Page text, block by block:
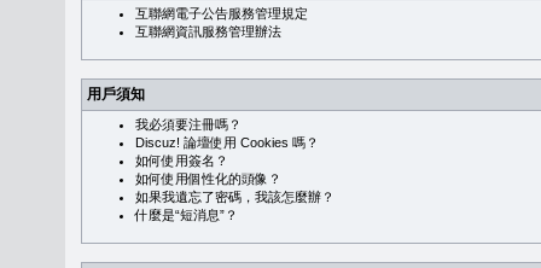
互聯網電子公告服務管理規定
互聯網資訊服務管理辦法
用戶須知
我必須要注冊嗎？
Discuz! 論壇使用 Cookies 嗎？
如何使用簽名？
如何使用個性化的頭像？
如果我遺忘了密碼，我該怎麼辦？
什麼是“短消息”？